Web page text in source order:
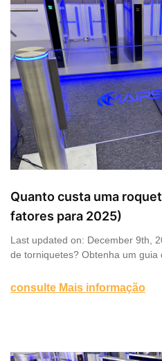
Quanto custa uma
fatores para 2025)
Last updated on: December 9th,
de torniquetes? Obtenha um
consulte Mais informação